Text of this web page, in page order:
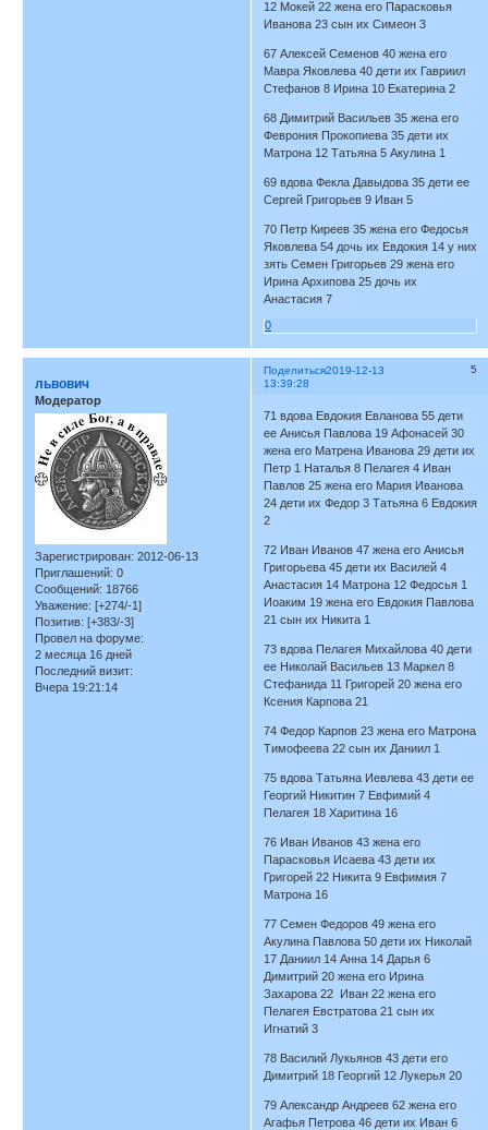
12 Мокей 22 жена его Парасковья
Иванова 23 сын их Симеон 3
67 Алексей Семенов 40 жена его
Мавра Яковлева 40 дети их Гавриил
Стефанов 8 Ирина 10 Екатерина 2
68 Димитрий Васильев 35 жена его
Феврония Прокопиева 35 дети их
Матрона 12 Татьяна 5 Акулина 1
69 вдова Фекла Давыдова 35 дети ее
Сергей Григорьев 9 Иван 5
70 Петр Киреев 35 жена его Федосья
Яковлева 54 дочь их Евдокия 14 у них
зять Семен Григорьев 29 жена его
Ирина Архипова 25 дочь их
Анастасия 7
0
Поделиться 5
2019-12-13
13:39:28
львович
Модератор
Зарегистрирован: 2012-06-13
Приглашений: 0
Сообщений: 18766
Уважение: [+274/-1]
Позитив: [+383/-3]
Провел на форуме:
2 месяца 16 дней
Последний визит:
Вчера 19:21:14
71 вдова Евдокия Евланова 55 дети
ее Анисья Павлова 19 Афонасей 30
жена его Матрена Иванова 29 дети их
Петр 1 Наталья 8 Пелагея 4 Иван
Павлов 25 жена его Мария Иванова
24 дети их Федор 3 Татьяна 6 Евдокия
2
72 Иван Иванов 47 жена его Анисья
Григорьева 45 дети их Василей 4
Анастасия 14 Матрона 12 Федосья 1
Иоаким 19 жена его Евдокия Павлова
21 сын их Никита 1
73 вдова Пелагея Михайлова 40 дети
ее Николай Васильев 13 Маркел 8
Стефанида 11 Григорей 20 жена его
Ксения Карпова 21
74 Федор Карпов 23 жена его Матрона
Тимофеева 22 сын их Даниил 1
75 вдова Татьяна Иевлева 43 дети ее
Георгий Никитин 7 Евфимий 4
Пелагея 18 Харитина 16
76 Иван Иванов 43 жена его
Парасковья Исаева 43 дети их
Григорей 22 Никита 9 Евфимия 7
Матрона 16
77 Семен Федоров 49 жена его
Акулина Павлова 50 дети их Николай
17 Даниил 14 Анна 14 Дарья 6
Димитрий 20 жена его Ирина
Захарова 22 Иван 22 жена его
Пелагея Евстратова 21 сын их
Игнатий 3
78 Василий Лукьянов 43 дети его
Димитрий 18 Георгий 12 Лукерья 20
79 Александр Андреев 62 жена его
Агафья Петрова 46 дети их Иван 6